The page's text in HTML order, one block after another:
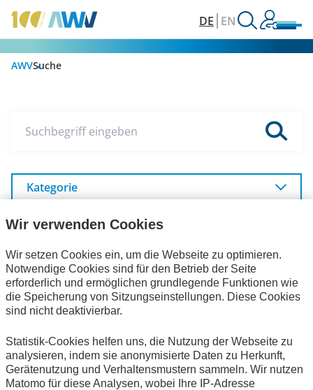
DE EN
AWVSuche
Suchbegriff eingeben
Kategorie
Unser Internetauftritt
Veranstaltungen Themen AWV
1
Wir verwenden Cookies
Wir setzen Cookies ein, um die Webseite zu optimieren.
Notwendige Cookies sind für den Betrieb der Seite
erforderlich und ermöglichen grundlegende Funktionen wie
die Speicherung von Sitzungseinstellungen. Diese Cookies
sind nicht deaktivierbar.
Statistik-Cookies helfen uns, die Nutzung der Webseite zu
analysieren, indem sie anonymisierte Daten zu Herkunft,
Gerätenutzung und Verhaltensmustern sammeln. Wir nutzen
Matomo für diese Analysen, wobei Ihre IP-Adresse